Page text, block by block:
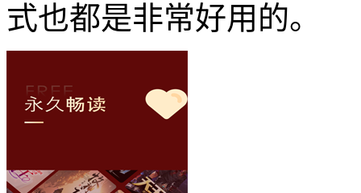
式也都是非常好用的。